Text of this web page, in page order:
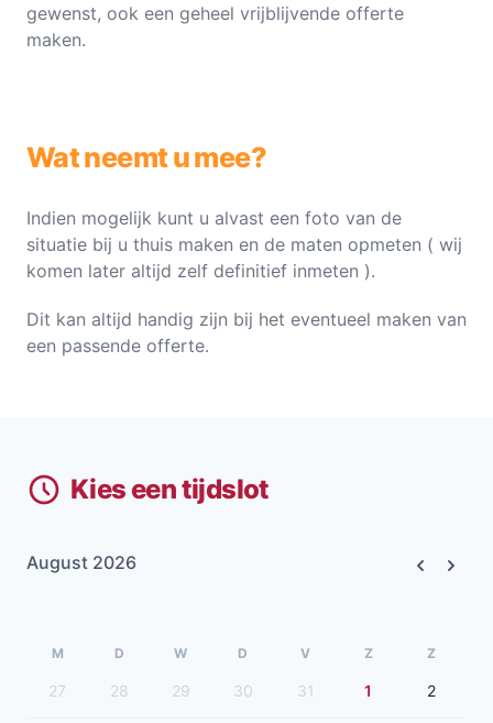
gewenst, ook een geheel vrijblijvende offerte
maken.
Wat neemt u mee?
Indien mogelijk kunt u alvast een foto van de
situatie bij u thuis maken en de maten opmeten ( wij
komen later altijd zelf definitief inmeten ).
Dit kan altijd handig zijn bij het eventueel maken van
een passende offerte.
Kies een tijdslot
August 2026
M D W D V Z Z
27 28 29 30 31 1 2